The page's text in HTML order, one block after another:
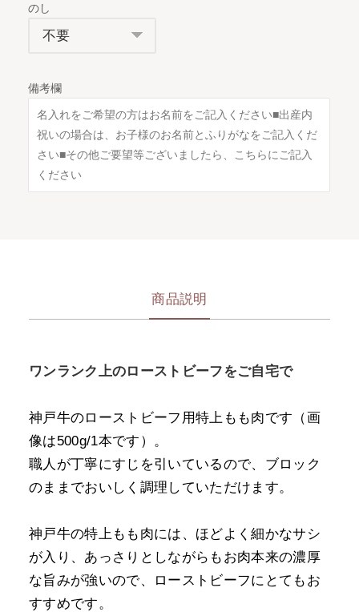
のし
備考欄
商品説明
ワンランク上のローストビーフをご自宅で
神戸牛のローストビーフ用特上もも肉です（画
像は500g/1本です）。
職人が丁寧にすじを引いているので、ブロック
のままでおいしく調理していただけます。
神戸牛の特上もも肉には、ほどよく細かなサシ
が入り、あっさりとしながらもお肉本来の濃厚
な旨みが強いので、ローストビーフにとてもお
すすめです。